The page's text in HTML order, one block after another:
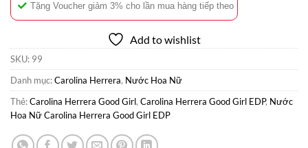
Tặng Voucher giảm 3% cho lần mua hàng tiếp theo
Add to wishlist
SKU: 99
Danh mục:Carolina Herrera, Nước Hoa Nữ
Thẻ:Carolina Herrera Good Girl, Carolina Herrera Good Girl EDP, Nước
Hoa Nữ Carolina Herrera Good Girl EDP